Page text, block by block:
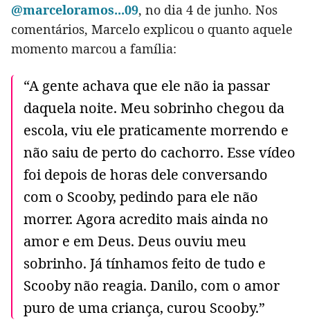
@marceloramos...09, no dia 4 de junho. Nos
comentários, Marcelo explicou o quanto aquele
momento marcou a família:
“A gente achava que ele não ia passar
daquela noite. Meu sobrinho chegou da
escola, viu ele praticamente morrendo e
não saiu de perto do cachorro. Esse vídeo
foi depois de horas dele conversando
com o Scooby, pedindo para ele não
morrer. Agora acredito mais ainda no
amor e em Deus. Deus ouviu meu
sobrinho. Já tínhamos feito de tudo e
Scooby não reagia. Danilo, com o amor
puro de uma criança, curou Scooby.”